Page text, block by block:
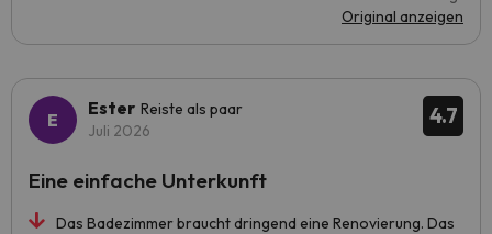
Original anzeigen
4.7
Ester Reiste als paar
Juli 2026
Das Badezimmer braucht dringend eine Renovierung. Das
Eine einfache Unterkunft